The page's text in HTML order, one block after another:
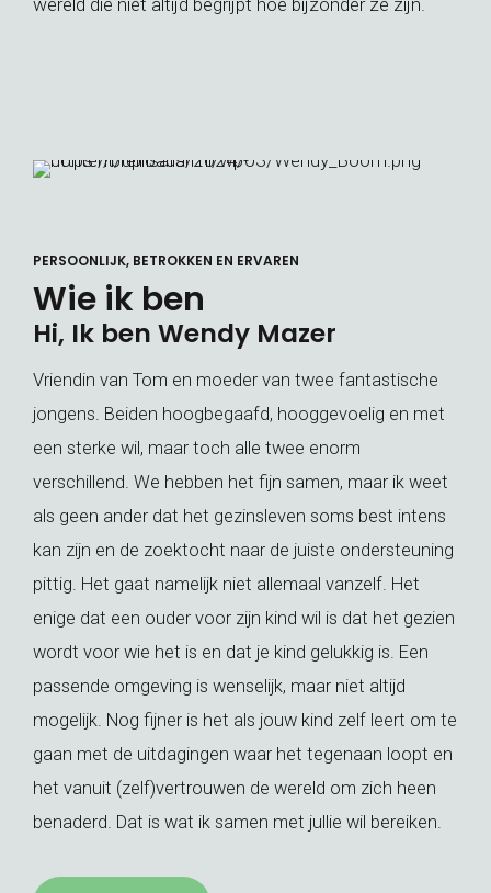
wereld die niet altijd begrijpt hoe bijzonder ze zijn.
PERSOONLIJK, BETROKKEN EN ERVAREN
Wie ik ben
Hi, Ik ben Wendy Mazer
Vriendin van Tom en moeder van twee fantastische
jongens. Beiden hoogbegaafd, hooggevoelig en met
een sterke wil, maar toch alle twee enorm
verschillend. We hebben het fijn samen, maar ik weet
als geen ander dat het gezinsleven soms best intens
kan zijn en de zoektocht naar de juiste ondersteuning
pittig. Het gaat namelijk niet allemaal vanzelf. Het
enige dat een ouder voor zijn kind wil is dat het gezien
wordt voor wie het is en dat je kind gelukkig is. Een
passende omgeving is wenselijk, maar niet altijd
mogelijk. Nog fijner is het als jouw kind zelf leert om te
gaan met de uitdagingen waar het tegenaan loopt en
het vanuit (zelf)vertrouwen de wereld om zich heen
benaderd. Dat is wat ik samen met jullie wil bereiken.